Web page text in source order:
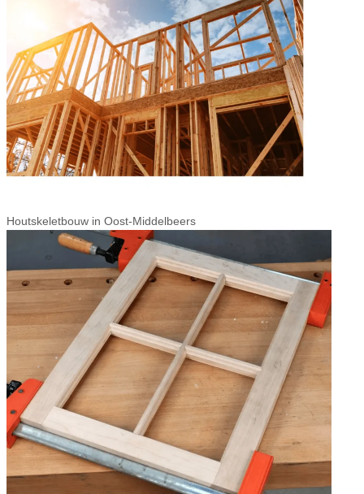
Houtskeletbouw in Oost-Middelbeers